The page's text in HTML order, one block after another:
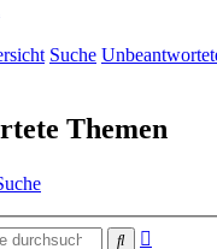
Suche
Themen
Suche